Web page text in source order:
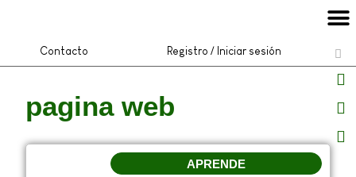
Contacto Registro / Iniciar sesión
pagina web
APRENDE